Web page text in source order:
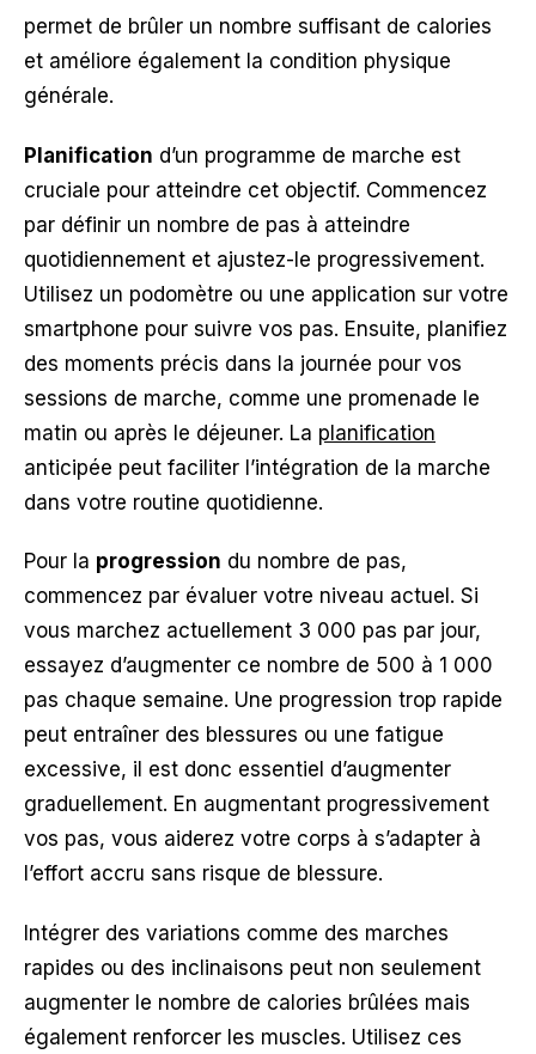
permet de brûler un nombre suffisant de calories
et améliore également la condition physique
générale.
Planification d’un programme de marche est
cruciale pour atteindre cet objectif. Commencez
par définir un nombre de pas à atteindre
quotidiennement et ajustez-le progressivement.
Utilisez un podomètre ou une application sur votre
smartphone pour suivre vos pas. Ensuite, planifiez
des moments précis dans la journée pour vos
sessions de marche, comme une promenade le
matin ou après le déjeuner. La planification
anticipée peut faciliter l’intégration de la marche
dans votre routine quotidienne.
Pour la progression du nombre de pas,
commencez par évaluer votre niveau actuel. Si
vous marchez actuellement 3 000 pas par jour,
essayez d’augmenter ce nombre de 500 à 1 000
pas chaque semaine. Une progression trop rapide
peut entraîner des blessures ou une fatigue
excessive, il est donc essentiel d’augmenter
graduellement. En augmentant progressivement
vos pas, vous aiderez votre corps à s’adapter à
l’effort accru sans risque de blessure.
Intégrer des variations comme des marches
rapides ou des inclinaisons peut non seulement
augmenter le nombre de calories brûlées mais
également renforcer les muscles. Utilisez ces